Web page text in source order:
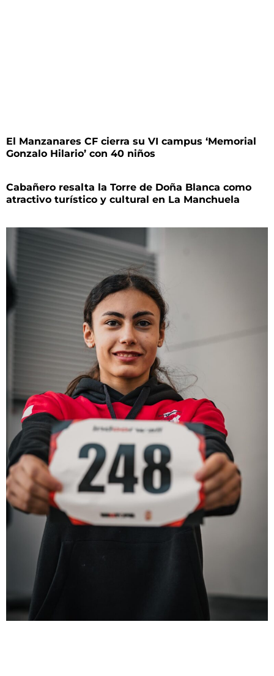
El Manzanares CF cierra su VI campus ‘Memorial
Gonzalo Hilario’ con 40 niños
Cabañero resalta la Torre de Doña Blanca como
atractivo turístico y cultural en La Manchuela